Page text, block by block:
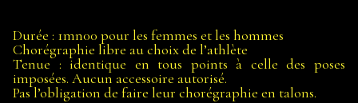
Durée : 1mn00 pour les femmes et les hommes
Chorégraphie libre au choix de l’athlète
Tenue : identique en tous points à celle des poses
imposées. Aucun accessoire autorisé.
Pas l’obligation de faire leur chorégraphie en talons.